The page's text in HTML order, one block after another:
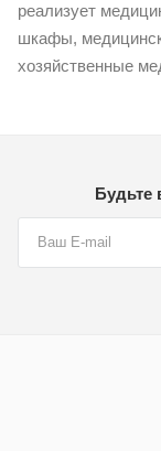
реализует
шкафы,
хозяйственные
Будьте